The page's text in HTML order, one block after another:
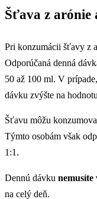
Šťava z arónie
Pri konzumácii šťavy z
Odporúčaná denná
50 až 100 ml. V
dávku zvýšte na
Šťavu môžu
Týmto osobám však
1:1.
Dennú dávku
na celý deň.